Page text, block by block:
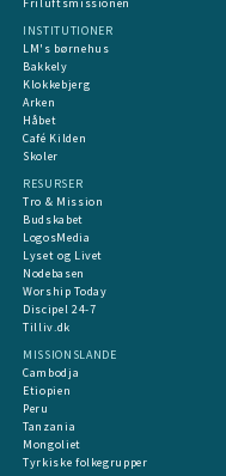
Friluftsmissionen
INSTITUTIONER
LM's børnehus
Bakkely
Klokkebjerg
Arken
Håbet
Café Kilden
Skoler
RESURSER
Tro & Mission
Budskabet
LogosMedia
Lyset og Livet
Nodebasen
Worship Today
Discipel 24-7
Tilliv.dk
MISSIONSLANDE
Cambodja
Etiopien
Peru
Tanzania
Mongoliet
Tyrkiske folkegrupper